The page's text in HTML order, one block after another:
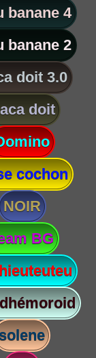
banane 4
banane 2
doit 3.0
doit
cochon
NOIR
BG